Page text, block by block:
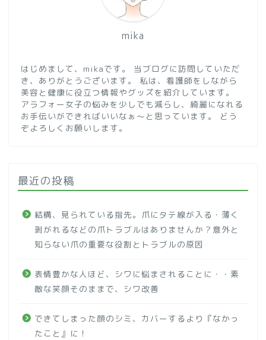
mika
はじめまして、mikaです。 当ブログに訪問していただ
き、ありがとうございます。 私は、看護師をしながら
美容と健康に役立つ情報やグッズを紹介しています。
アラフォー女子の悩みを少しでも減らし、綺麗になれる
お手伝いができればいいなぁ～と思っています。 どう
ぞよろしくお願いします。
最近の投稿
結構、見られている指先。爪にタテ線が入る・薄く
剥がれるなどの爪トラブルはありませんか？意外と
知らない爪の重要な役割とトラブルの原因
表情豊かな人ほど、シワに悩まされることに・・素
敵な笑顔そのままで、シワ改善
できてしまった顔のシミ、カバーするより『なかっ
たこと』に！